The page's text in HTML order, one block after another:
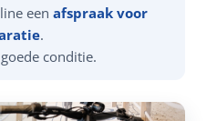
een afspraak voor
.
conditie.